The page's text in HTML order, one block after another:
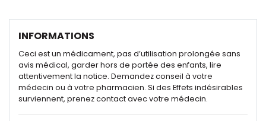
INFORMATIONS
Ceci est un médicament, pas d’utilisation prolongée sans
avis médical, garder hors de portée des enfants, lire
attentivement la notice. Demandez conseil à votre
médecin ou à votre pharmacien. Si des Effets indésirables
surviennent, prenez contact avec votre médecin.